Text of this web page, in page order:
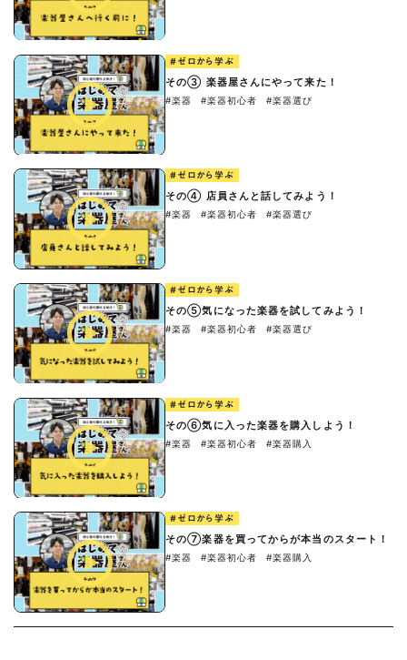
#ゼロから学ぶ
その③ 楽器屋さんにやって来た！
#楽器 #楽器初心者 #楽器選び
#ゼロから学ぶ
その④ 店員さんと話してみよう！
#楽器 #楽器初心者 #楽器選び
#ゼロから学ぶ
その⑤気になった楽器を試してみよう！
#楽器 #楽器初心者 #楽器選び
#ゼロから学ぶ
その⑥気に入った楽器を購入しよう！
#楽器 #楽器初心者 #楽器購入
#ゼロから学ぶ
その⑦楽器を買ってからが本当のスタート！
#楽器 #楽器初心者 #楽器購入